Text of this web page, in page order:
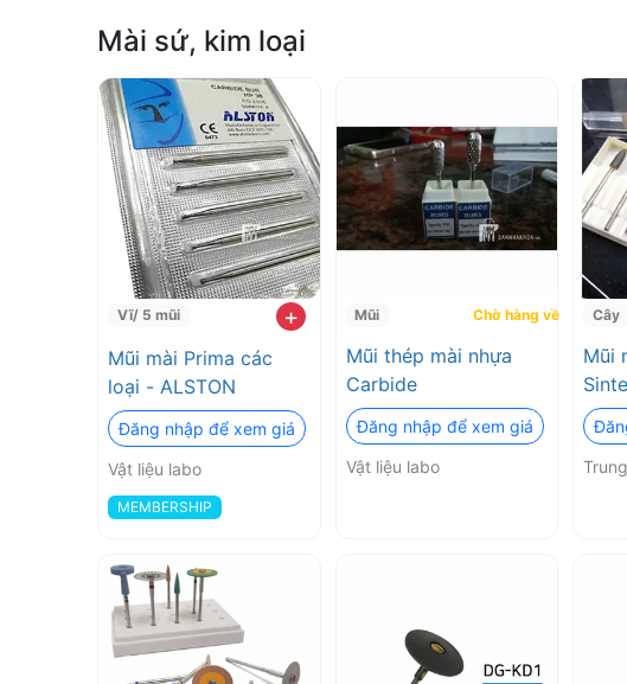
Hoàn
thiện
phục
hình
nhanh
và
chính
xác
Mài sứ, kim loại
Vĩ/ 5 mũi +
Mũi mài Prima các
loại - ALSTON
Đăng nhập để xem giá
Vật liệu labo
MEMBERSHIP
Mũi Chờ hàng về
Mũi thép mài nhựa
Carbide
Đăng nhập để xem giá
Vật liệu labo
Cây
Mũi